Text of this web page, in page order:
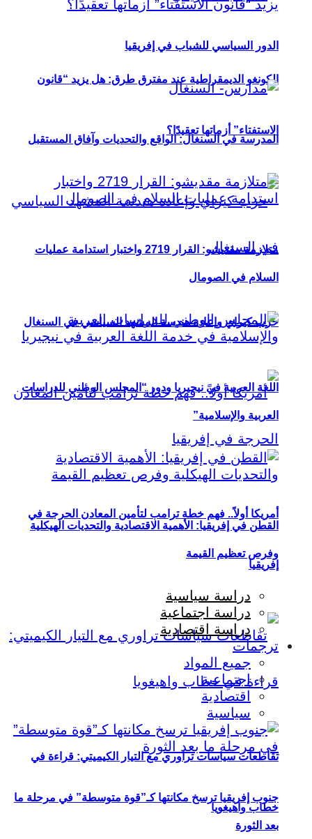
الكونغو الديمقراطية عند مفترق طرق: هل يزيد “قانون
الاستفتاء” أزماتها تعقيدًا؟
حزب كيراي وإعادة هندسة المشهد السياسي في السنغال
أمريكا أولاً.. فهم خطة ترامب لتأمين المعادن الحرجة في
إفريقيا
تقاطعات سياسات تراوري مع التيار الكيميتي: قراءة في
خطاب واهيغويا
الدور السياسي للشباب في إفريقيا
المدرسة في السنغال: الواقع والتحديات وآفاق المستقبل
متلازمة مقديشو: القرار 2719 واختبار استدامة عمليات
السلام في الصومال
اللغة العربية في نيجيريا ودور “المجلس الوطني للدراسات
العربية والإسلامية”
القطن في إفريقيا: الأهمية الاقتصادية والتحديات الهيكلية
وفرص تعظيم القيمة
دراسة سياسية
دراسة اجتماعية
دراسة اقتصادية
ترجمات
جميع المواد
اجتماعية
اقتصادية
سياسية
جنوب إفريقيا ترسخ مكانتها كـ”قوة متوسطة” في مرحلة ما
بعد الثورة